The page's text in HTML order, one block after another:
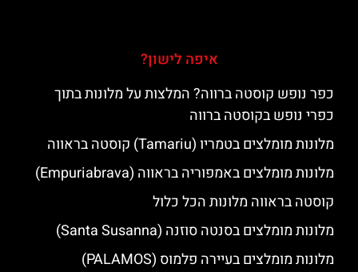
איפה לישון?
כפר נופש קוסטה ברווה? המלצות על מלונות בתוך
כפרי נופש בקוסטה ברווה
מלונות מומלצים בטמריו (Tamariu) קוסטה בראווה
מלונות מומלצים באמפוריה בראווה (Empuriabrava)
קוסטה בראווה מלונות הכל כלול
מלונות מומלצים בסנטה סוזנה (Santa Susanna)
מלונות מומלצים בעיירה פלמוס (PALAMOS)